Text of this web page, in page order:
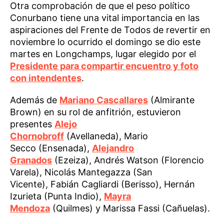
Otra comprobación de que el peso político
Conurbano tiene una vital importancia en las
aspiraciones del Frente de Todos de revertir en
noviembre lo ocurrido el domingo se dio este
martes en Longchamps, lugar elegido por el
Presidente para compartir encuentro y foto
con intendentes.
Además de Mariano Cascallares (Almirante
Brown) en su rol de anfitrión, estuvieron
presentes Alejo
Chornobroff (Avellaneda), Mario
Secco (Ensenada), Alejandro
Granados (Ezeiza), Andrés Watson (Florencio
Varela), Nicolás Mantegazza (San
Vicente), Fabián Cagliardi (Berisso), Hernán
Izurieta (Punta Indio), Mayra
Mendoza (Quilmes) y Marissa Fassi (Cañuelas).